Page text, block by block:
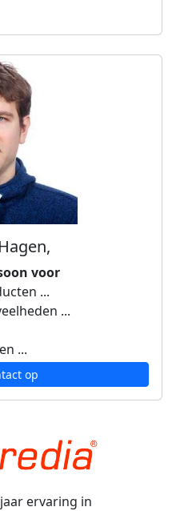
voor
...
...
...
op
ervaring in